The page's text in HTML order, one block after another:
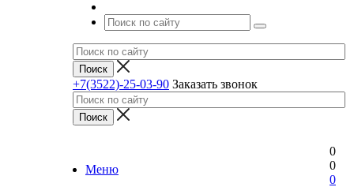
+7(3522)-25-03-90 Заказать звонок
Меню
0
0
0